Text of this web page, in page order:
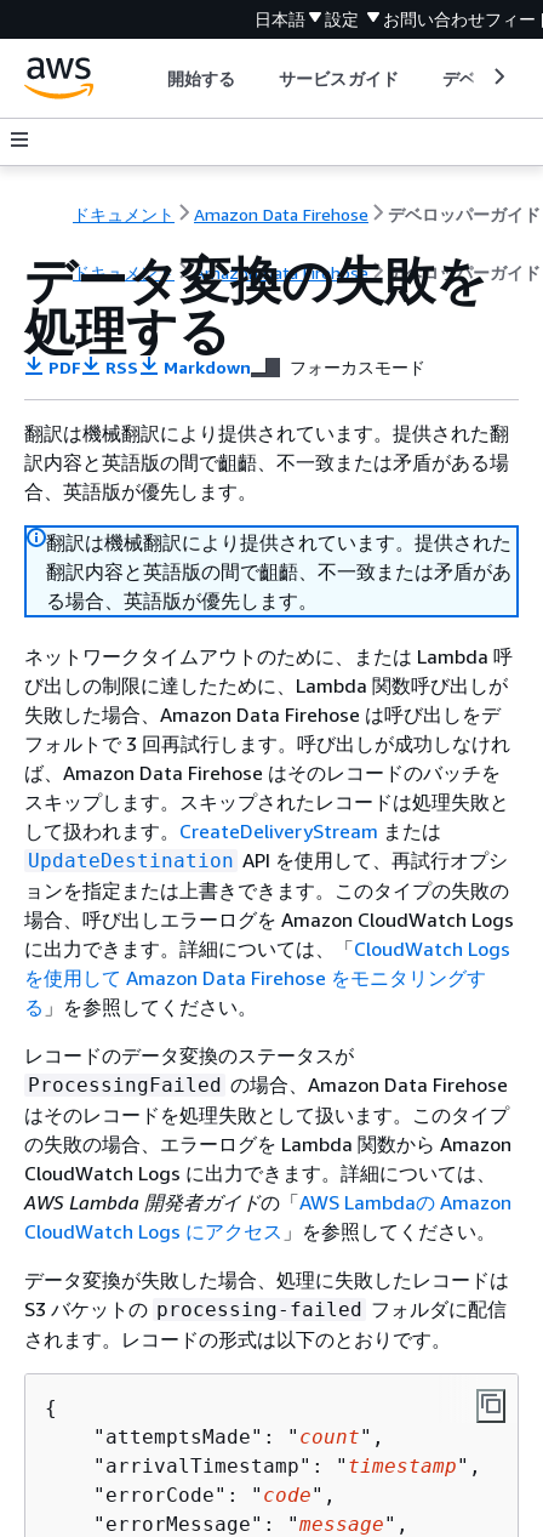
日本語 設定 お問い合わせフィー
開始する サービスガイド デベロッパ
ドキュメント Amazon Data Firehose デベロッパーガイド
ドキュメント Amazon Data Firehose デベロッパーガイド
データ変換の失敗を
処理する
PDF RSS Markdown フォーカスモード
翻訳は機械翻訳により提供されています。提供された翻
訳内容と英語版の間で齟齬、不一致または矛盾がある場
合、英語版が優先します。
翻訳は機械翻訳により提供されています。提供された
翻訳内容と英語版の間で齟齬、不一致または矛盾があ
る場合、英語版が優先します。
ネットワークタイムアウトのために、または Lambda 呼
び出しの制限に達したために、Lambda 関数呼び出しが
失敗した場合、Amazon Data Firehose は呼び出しをデ
フォルトで 3 回再試行します。呼び出しが成功しなけれ
ば、Amazon Data Firehose はそのレコードのバッチを
スキップします。スキップされたレコードは処理失敗と
して扱われます。 CreateDeliveryStream または
UpdateDestination API を使用して、再試行オプシ
ョンを指定または上書きできます。このタイプの失敗の
場合、呼び出しエラーログを Amazon CloudWatch Logs
に出力できます。詳細については、「CloudWatch Logs
を使用して Amazon Data Firehose をモニタリングす
る 」を参照してください。
レコードのデータ変換のステータスが
ProcessingFailed の場合、Amazon Data Firehose
はそのレコードを処理失敗として扱います。このタイプ
の失敗の場合、エラーログを Lambda 関数から Amazon
CloudWatch Logs に出力できます。詳細については、
AWS Lambda 開発者ガイドの「AWS Lambdaの Amazon
CloudWatch Logs にアクセス 」を参照してください。
データ変換が失敗した場合、処理に失敗したレコードは
S3 バケットの processing-failed フォルダに配信
されます。レコードの形式は以下のとおりです。
{
    "attemptsMade": "
count",
    "arrivalTimestamp": "
timestamp",
    "errorCode": "
code",
    "errorMessage": "
message",